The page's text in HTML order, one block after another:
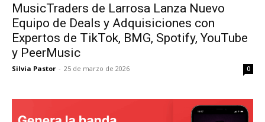
MusicTraders de Larrosa Lanza Nuevo
Equipo de Deals y Adquisiciones con
Expertos de TikTok, BMG, Spotify, YouTube
y PeerMusic
Silvia Pastor - 25 de marzo de 2026 0